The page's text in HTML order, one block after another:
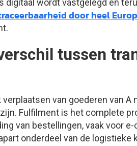
digitaal wordt vastgelegd en
door heel
tussen
van goederen van A
Fulfilment is het complete
van bestellingen, vaak voor
onderdeel van de logistieke